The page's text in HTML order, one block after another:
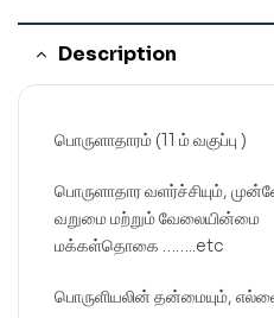
Description
பொருளாதாரம் (11 ம் வகுப்பு )
பொருளாதார வளர்ச்சியும்,
வறுமை மற்றும் வேலையின்மை
மக்கள்தொகை ……..etc
பொருளியலின் தன்மையும்,